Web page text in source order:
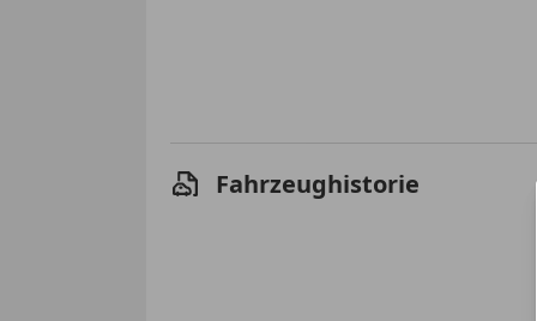
Fahrzeughistorie